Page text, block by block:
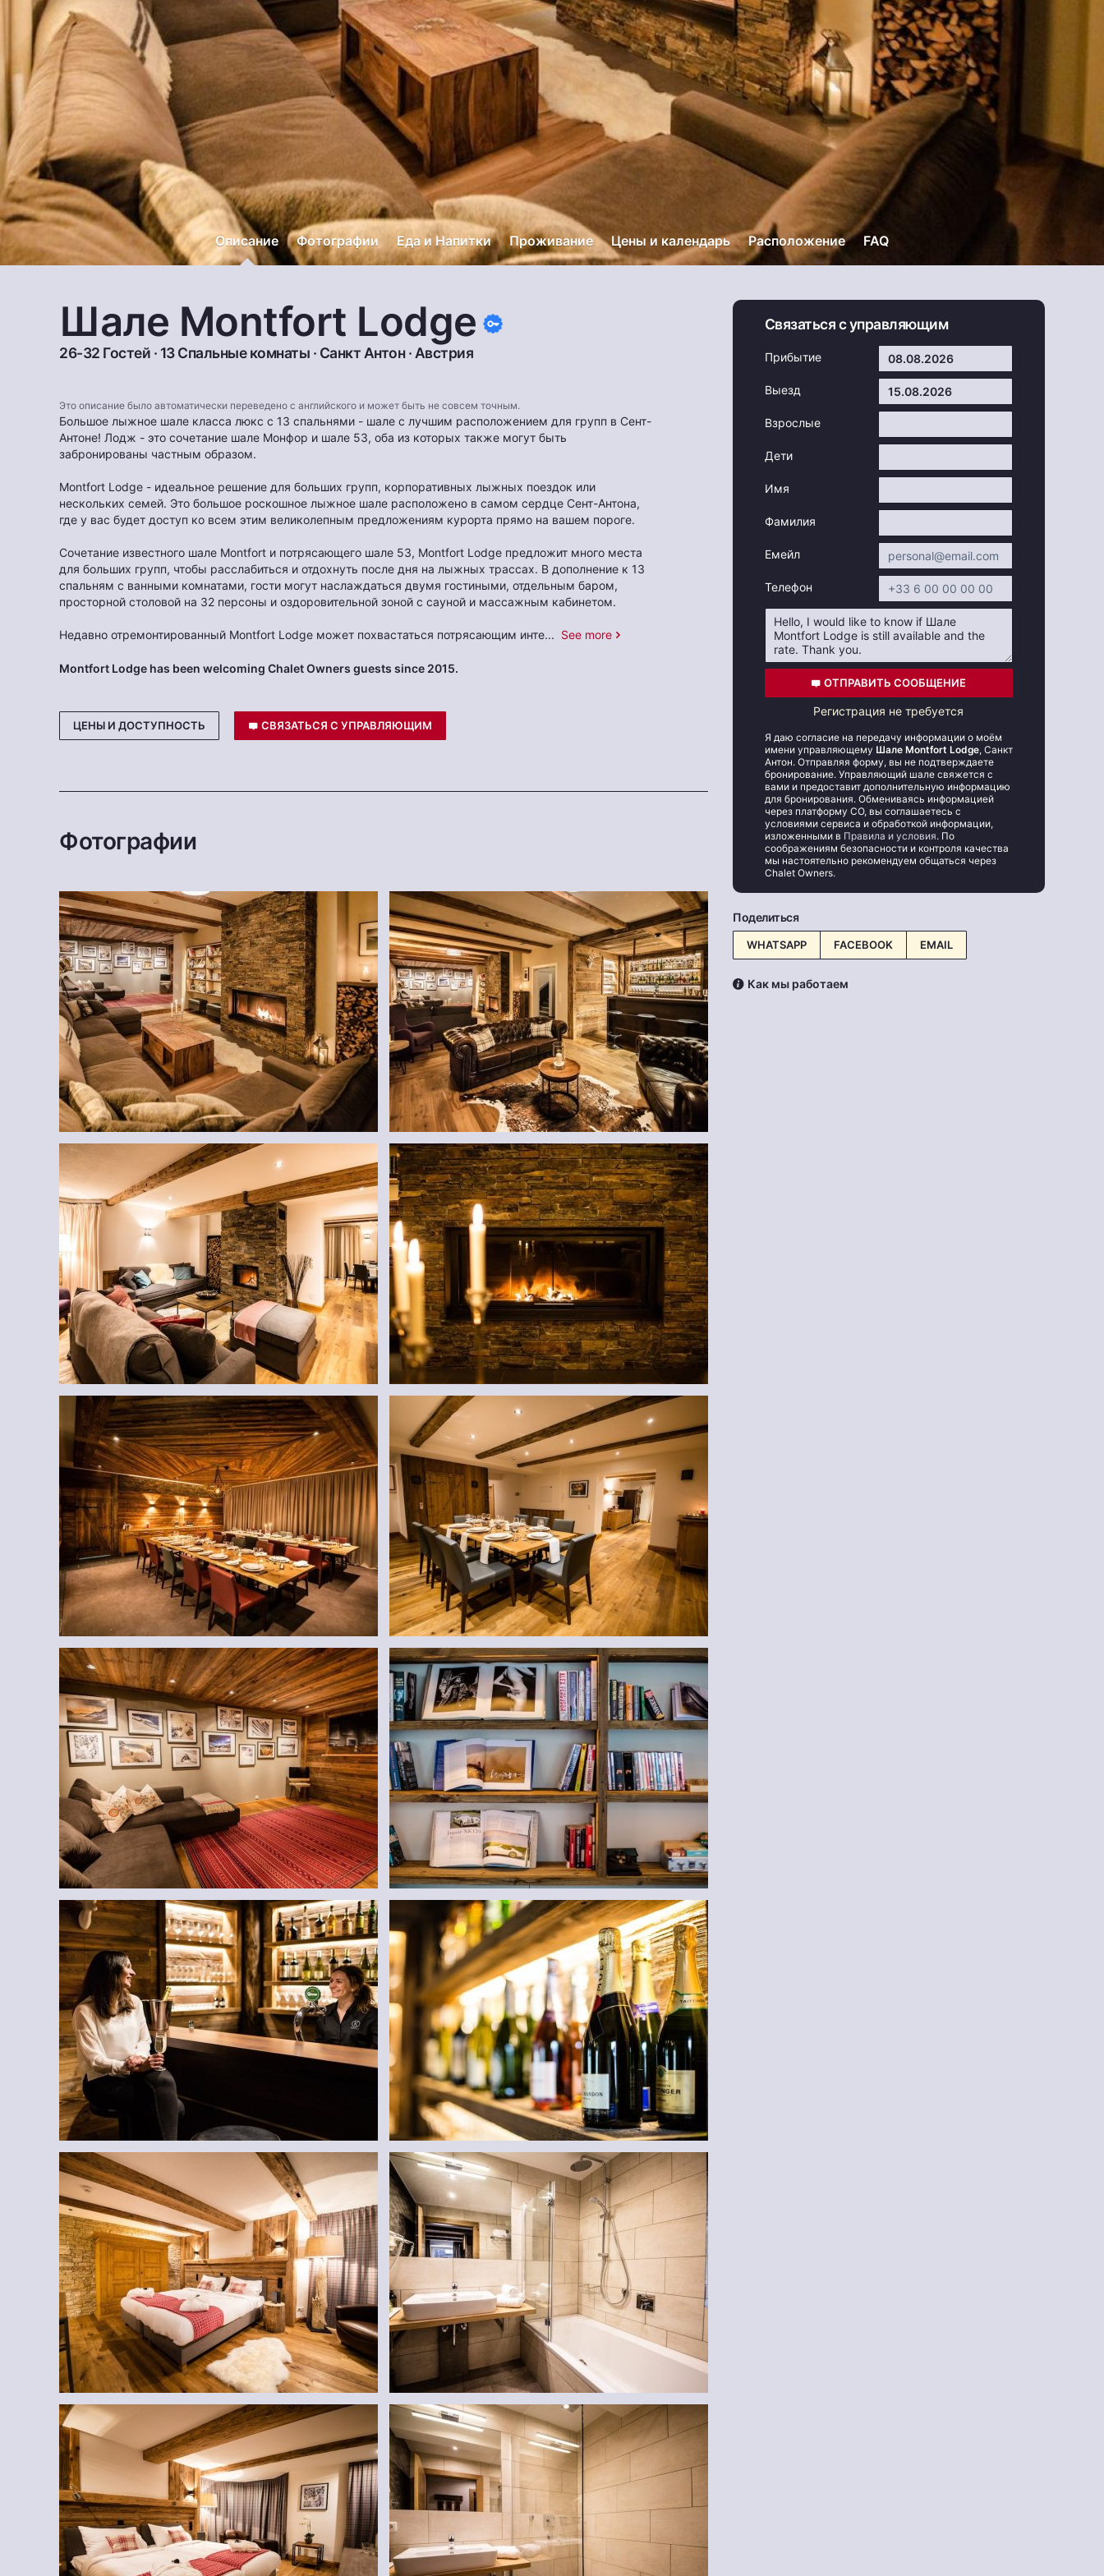
Описание Фотографии Еда и Напитки Проживание Цены и календарь Расположение FAQ
Шале Montfort Lodge
26-32 Гостей · 13 Спальные комнаты · Санкт Антон· Австрия
Это описание было автоматически переведено с английского и может быть не совсем точным.
Большое лыжное шале класса люкс с 13 спальнями - шале с лучшим расположением для групп в Сент-
Антоне! Лодж - это сочетание шале Монфор и шале 53, оба из которых также могут быть
забронированы частным образом.
Montfort Lodge - идеальное решение для больших групп, корпоративных лыжных поездок или
нескольких семей. Это большое роскошное лыжное шале расположено в самом сердце Сент-Антона,
где у вас будет доступ ко всем этим великолепным предложениям курорта прямо на вашем пороге.
Сочетание известного шале Montfort и потрясающего шале 53, Montfort Lodge предложит много места
для больших групп, чтобы расслабиться и отдохнуть после дня на лыжных трассах. В дополнение к 13
спальням с ванными комнатами, гости могут наслаждаться двумя гостиными, отдельным баром,
просторной столовой на 32 персоны и оздоровительной зоной с сауной и массажным кабинетом.
Недавно отремонтированный Montfort Lodge может похвастаться потрясающим инте... See more
Montfort Lodge has been welcoming Chalet Owners guests since 2015.
ЦЕНЫ И ДОСТУПНОСТЬ СВЯЗАТЬСЯ С УПРАВЛЯЮЩИМ
Фотографии
Связаться с управляющим
Прибытие
Выезд
Взрослые
Дети
Имя
Фамилия
Емейл
Телефон
ОТПРАВИТЬ СООБЩЕНИЕ
Регистрация не требуется
Я даю согласие на передачу информации о моём
имени управляющему Шале Montfort Lodge, Санкт
Антон. Отправляя форму, вы не подтверждаете
бронирование. Управляющий шале свяжется с
вами и предоставит дополнительную информацию
для бронирования. Обмениваясь информацией
через платформу CO, вы соглашаетесь с
условиями сервиса и обработкой информации,
изложенными в Правила и условия. По
соображениям безопасности и контроля качества
мы настоятельно рекомендуем общаться через
Chalet Owners.
Поделиться
WHATSAPP FACEBOOK EMAIL
Как мы работаем